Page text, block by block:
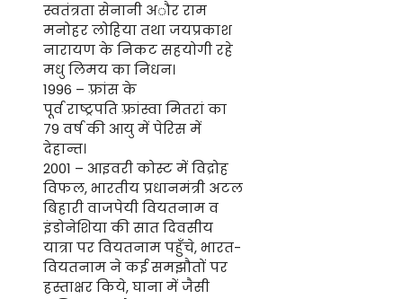
स्वतंत्रता सेनानी अौर राम
मनोहर लोहिया तथा जयप्रकाश
नारायण के निकट सहयोगी रहे
मधु लिमय का निधन।
1996 – फ़्रांस के
पूर्व राष्ट्रपति फ़्रांस्वा मितरां का
79 वर्ष की आयु में पेरिस में
देहान्त।
2001 – आइवरी कोस्ट में विद्रोह
विफल, भारतीय प्रधानमंत्री अटल
बिहारी वाजपेयी वियतनाम व
इंडोनेशिया की सात दिवसीय
यात्रा पर वियतनाम पहुँचे, भारत-
वियतनाम ने कई समझौतों पर
हस्ताक्षर किये, घाना में जैसी